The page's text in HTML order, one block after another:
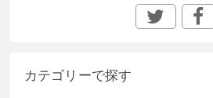
カテゴリーで探す